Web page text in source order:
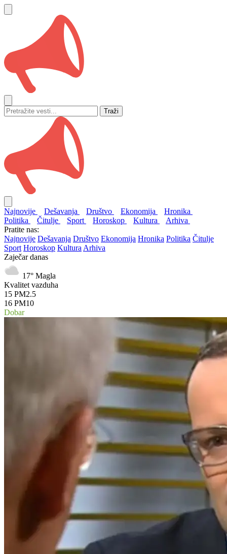
Traži
Najnovije Dešavanja Društvo Ekonomija
Hronika
Politika
Čitulje Sport Horoskop Kultura
Arhiva
Pratite nas:
Najnovije Dešavanja Društvo Ekonomija Hronika Politika Čitulje
Sport Horoskop Kultura Arhiva
Zaječar danas
17° Magla
Kvalitet vazduha
15 PM2.5
16 PM10
Dobar